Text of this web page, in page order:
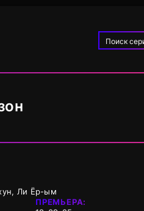
Ли Ёр-ым
ПРЕМЬЕРА: